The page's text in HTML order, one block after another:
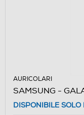
AURICOLARI
SAMSUNG -
DISPONIBILE SOLO